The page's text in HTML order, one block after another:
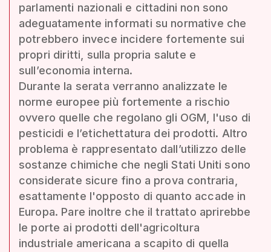
parlamenti nazionali e cittadini non sono
adeguatamente informati su normative che
potrebbero invece incidere fortemente sui
propri diritti, sulla propria salute e
sull’economia interna.
Durante la serata verranno analizzate le
norme europee più fortemente a rischio
ovvero quelle che regolano gli OGM, l'uso di
pesticidi e l’etichettatura dei prodotti. Altro
problema è rappresentato dall’utilizzo delle
sostanze chimiche che negli Stati Uniti sono
considerate sicure fino a prova contraria,
esattamente l'opposto di quanto accade in
Europa. Pare inoltre che il trattato aprirebbe
le porte ai prodotti dell'agricoltura
industriale americana a scapito di quella